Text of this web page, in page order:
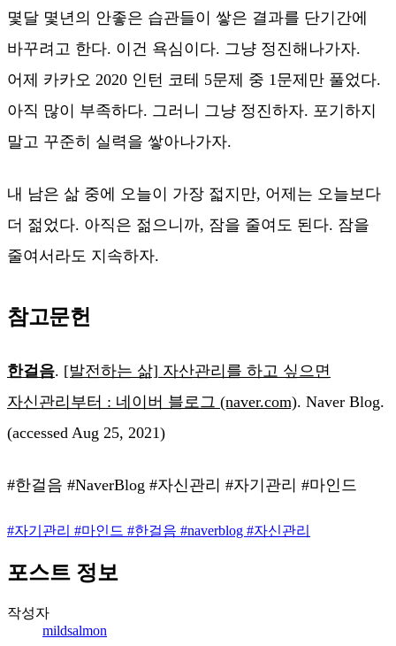
몇달 몇년의 안좋은 습관들이 쌓은 결과를 단기간에
바꾸려고 한다. 이건 욕심이다. 그냥 정진해나가자.
어제 카카오 2020 인턴 코테 5문제 중 1문제만 풀었다.
아직 많이 부족하다. 그러니 그냥 정진하자. 포기하지
말고 꾸준히 실력을 쌓아나가자.
내 남은 삶 중에 오늘이 가장 젋지만, 어제는 오늘보다
더 젊었다. 아직은 젊으니까, 잠을 줄여도 된다. 잠을
줄여서라도 지속하자.
참고문헌
한걸음. [발전하는 삶] 자산관리를 하고 싶으면
자신관리부터 : 네이버 블로그 (naver.com). Naver Blog.
(accessed Aug 25, 2021)
#한걸음 #NaverBlog #자신관리 #자기관리 #마인드
#자기관리 #마인드 #한걸음 #naverblog #자신관리
포스트 정보
작성자
mildsalmon